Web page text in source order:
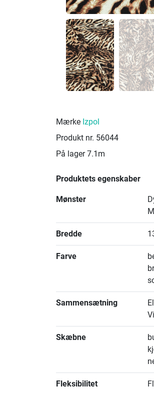
Mærke Izpol
Produkt nr. 56044
På lager 7.1m
Produktets egenskaber
Mønster
Bredde
Farve
Sammensætning
Skæbne
Fleksibilitet